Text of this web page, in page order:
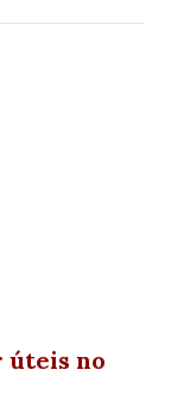
úteis no